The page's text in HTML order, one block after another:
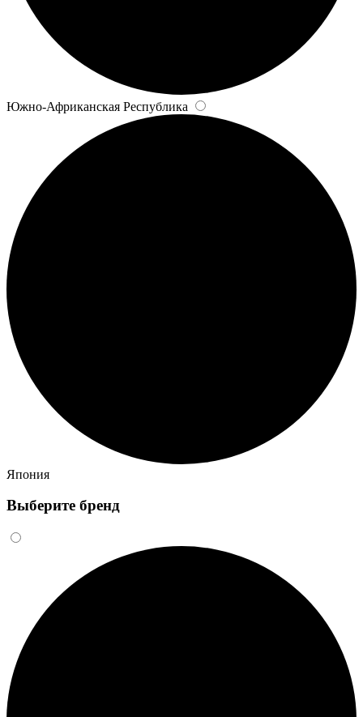
Южно-Африканская Республика
Япония
Выберите бренд